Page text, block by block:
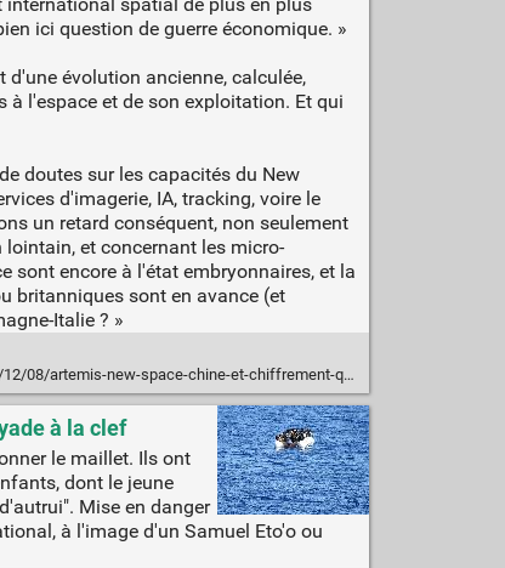
spatial de plus en plus
ici question de guerre économique. »
d'une évolution ancienne, calculée,
l'espace et de son exploitation. Et qui
doutes sur les capacités du New
d'imagerie, IA, tracking, voire le
un retard conséquent, non seulement
et concernant les micro-
sont encore à l'état embryonnaires, et la
britanniques sont en avance (et
Italie ? »
space-chine-et-chiffrement-quantique-une-actualite-spatiale-2020-tres-riche/
à la clef
le maillet. Ils ont
dont le jeune
Mise en danger
à l'image d'un Samuel Eto'o ou